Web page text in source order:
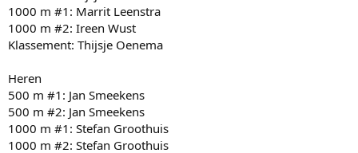
1000 m #1: Marrit Leenstra
1000 m #2: Ireen Wust
Klassement: Thijsje Oenema
Heren
500 m #1: Jan Smeekens
500 m #2: Jan Smeekens
1000 m #1: Stefan Groothuis
1000 m #2: Stefan Groothuis